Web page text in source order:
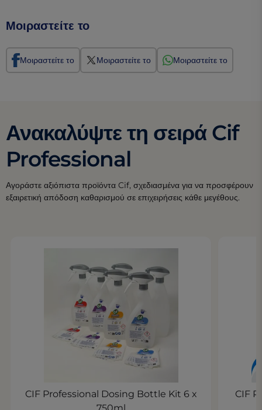
Μοιραστείτε το
Μοιραστείτε το Μοιραστείτε το Μοιραστείτε το
Ανακαλύψτε τη σειρά Cif
Professional
Αγοράστε αξιόπιστα προϊόντα Cif, σχεδιασμένα για να προσφέρουν
εξαιρετική απόδοση καθαρισμού σε επιχειρήσεις κάθε μεγέθους.
CIF Professional Dosing Bottle Kit 6 x
CIF